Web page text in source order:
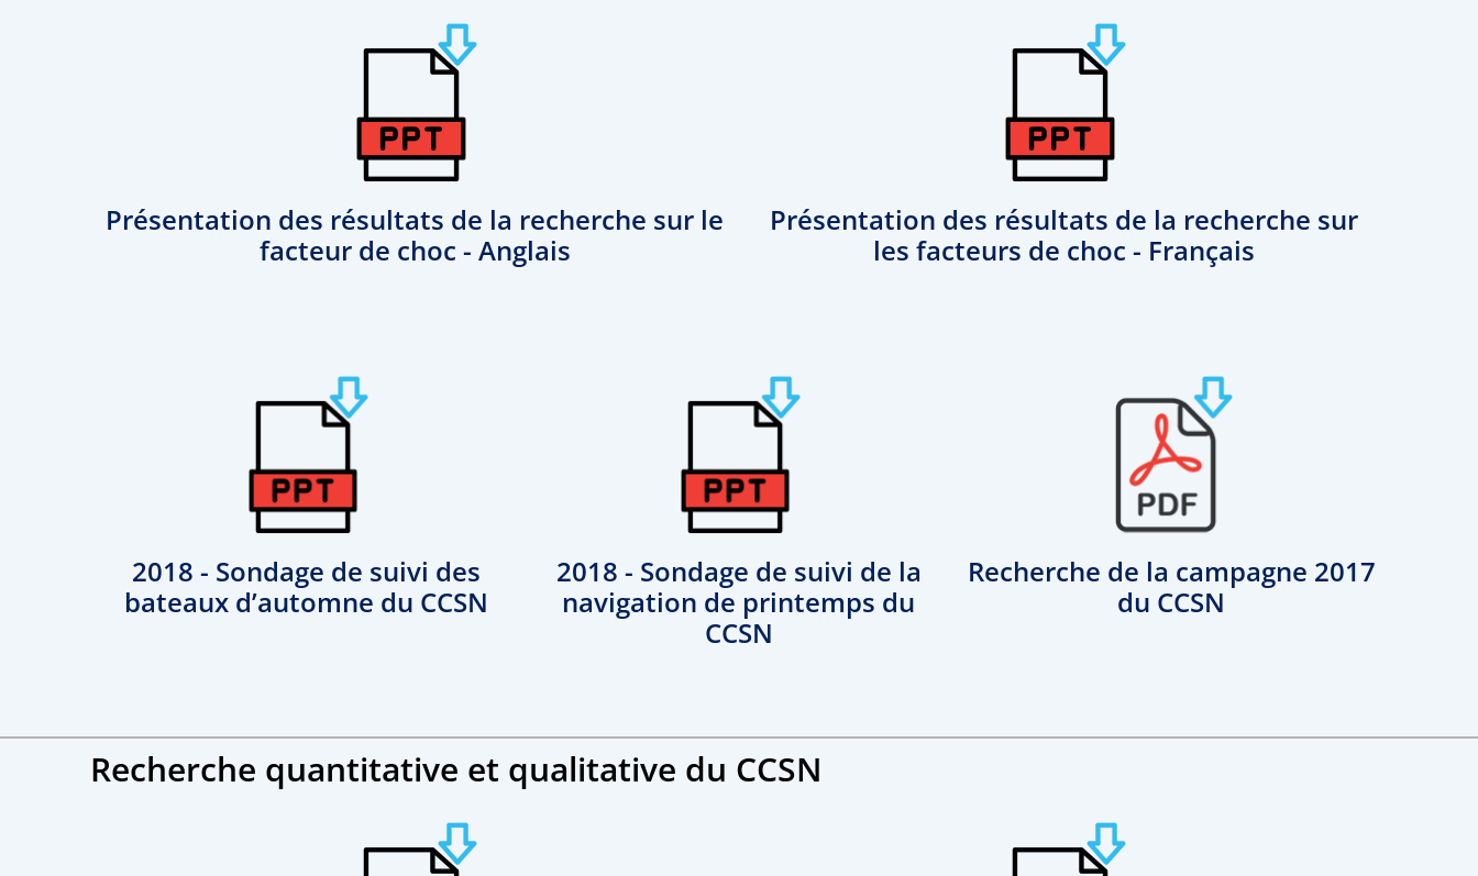
Présentation des résultats de la recherche sur le
facteur de choc - Anglais
Présentation des résultats de la recherche sur
les facteurs de choc - Français
2018 - Sondage de suivi des
bateaux d’automne du CCSN
2018 - Sondage de suivi de la
navigation de printemps du
CCSN
Recherche de la campagne 2017
du CCSN
Recherche quantitative et qualitative du CCSN